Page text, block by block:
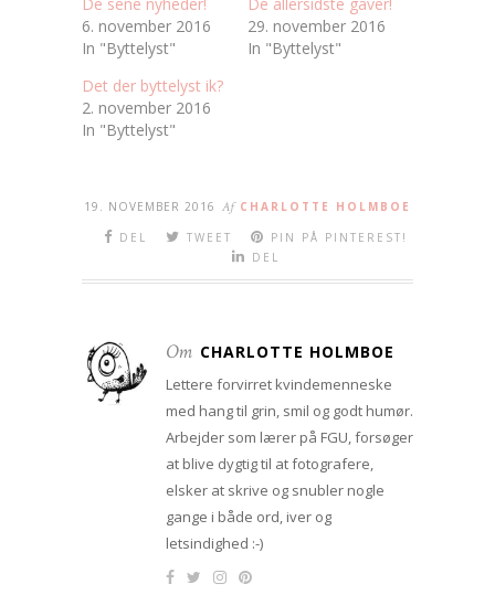
6. november 2016
In "Byttelyst"
29. november 2016
In "Byttelyst"
Det der byttelyst ik?
2. november 2016
In "Byttelyst"
19. NOVEMBER 2016 Af CHARLOTTE HOLMBOE
DEL
TWEET
PIN PÅ PINTEREST!
DEL
Om CHARLOTTE HOLMBOE
Lettere forvirret kvindemenneske
med hang til grin, smil og godt humør.
Arbejder som lærer på FGU, forsøger
at blive dygtig til at fotografere,
elsker at skrive og snubler nogle
gange i både ord, iver og
letsindighed :-)